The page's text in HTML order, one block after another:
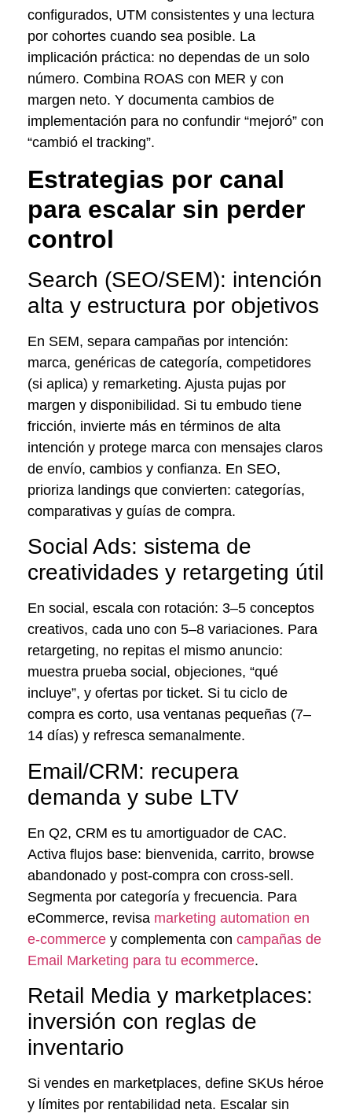
configurados, UTM consistentes y una lectura
por cohortes cuando sea posible. La
implicación práctica: no dependas de un solo
número. Combina ROAS con MER y con
margen neto. Y documenta cambios de
implementación para no confundir “mejoró” con
“cambió el tracking”.
Estrategias por canal
para escalar sin perder
control
Search (SEO/SEM): intención
alta y estructura por objetivos
En SEM, separa campañas por intención:
marca, genéricas de categoría, competidores
(si aplica) y remarketing. Ajusta pujas por
margen y disponibilidad. Si tu embudo tiene
fricción, invierte más en términos de alta
intención y protege marca con mensajes claros
de envío, cambios y confianza. En SEO,
prioriza landings que convierten: categorías,
comparativas y guías de compra.
Social Ads: sistema de
creatividades y retargeting útil
En social, escala con rotación: 3–5 conceptos
creativos, cada uno con 5–8 variaciones. Para
retargeting, no repitas el mismo anuncio:
muestra prueba social, objeciones, “qué
incluye”, y ofertas por ticket. Si tu ciclo de
compra es corto, usa ventanas pequeñas (7–
14 días) y refresca semanalmente.
Email/CRM: recupera
demanda y sube LTV
En Q2, CRM es tu amortiguador de CAC.
Activa flujos base: bienvenida, carrito, browse
abandonado y post-compra con cross-sell.
Segmenta por categoría y frecuencia. Para
eCommerce, revisa marketing automation en
e-commerce y complementa con campañas de
Email Marketing para tu ecommerce.
Retail Media y marketplaces:
inversión con reglas de
inventario
Si vendes en marketplaces, define SKUs héroe
y límites por rentabilidad neta. Escalar sin